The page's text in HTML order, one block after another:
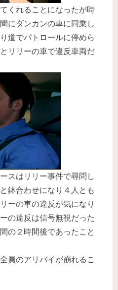
くれることになったが時
にダンカンの車に同乗し
道でパトロールに停めら
リリーの車で違反車両だ
スはリリー事件で尋問し
鉢合わせになり４人とも
ーの車の違反が気になり
の違反は信号無視だった
の２時間後であったこと
員のアリバイが崩れるこ